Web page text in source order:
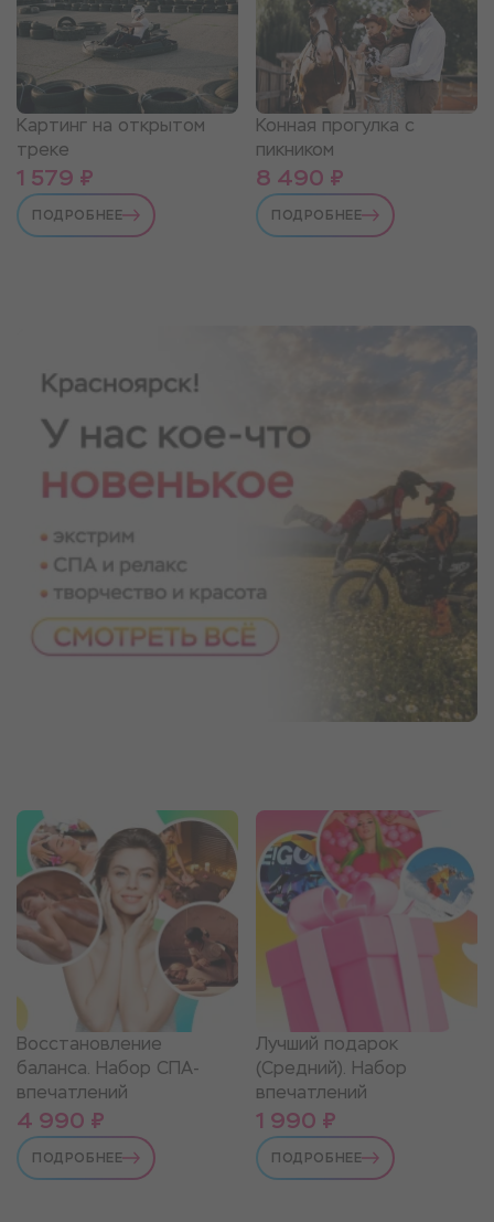
Картинг на открытом
треке
1 579 ₽
ПОДРОБНЕЕ
Конная прогулка с
пикником
8 490 ₽
ПОДРОБНЕЕ
Восстановление
баланса. Набор СПА-
впечатлений
4 990 ₽
ПОДРОБНЕЕ
Лучший подарок
(Средний). Набор
впечатлений
1 990 ₽
ПОДРОБНЕЕ